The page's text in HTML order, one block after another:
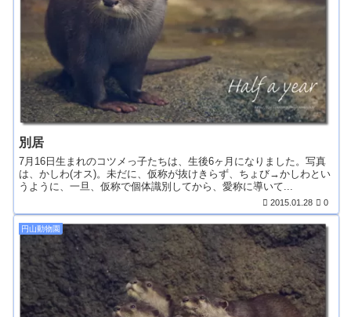
別居
7月16日生まれのコツメっ子たちは、生後6ヶ月になりました。写真
は、かしわ(オス)。未だに、仮称が抜けきらず、ちょび→かしわとい
うように、一旦、仮称で個体識別してから、愛称に導いて...
2015.01.28 0
円山動物園